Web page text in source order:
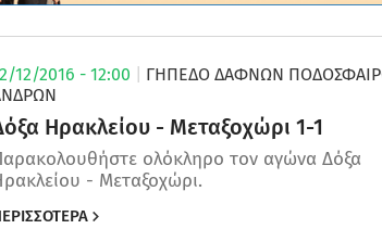
12/2016 - 12:00 ΓΗΠΕΔΟ ΔΑΦΝΩΝ
Ηρακλείου - Μεταξοχώρι 1-1
ολόκληρο τον αγώνα Δόξα
- Μεταξοχώρι.